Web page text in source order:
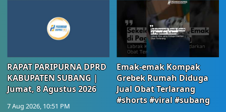
RAPAT PARIPURNA DPRD
KABUPATEN SUBANG |
Jumat, 8 Agustus 2026
7 Aug 2026, 10:51 PM
Emak-emak Kompak
Grebek Rumah Diduga
Jual Obat Terlarang
#shorts #viral #subang